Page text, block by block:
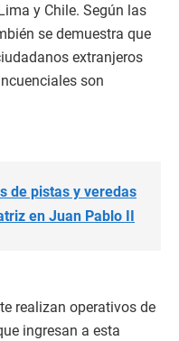
y Chile. Según las
se demuestra que
extranjeros
son
de pistas y veredas
en Juan Pablo II
realizan operativos de
ingresan a esta